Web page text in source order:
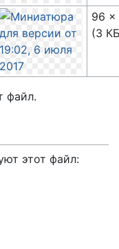
96 ×
(3
файл.
этот файл: